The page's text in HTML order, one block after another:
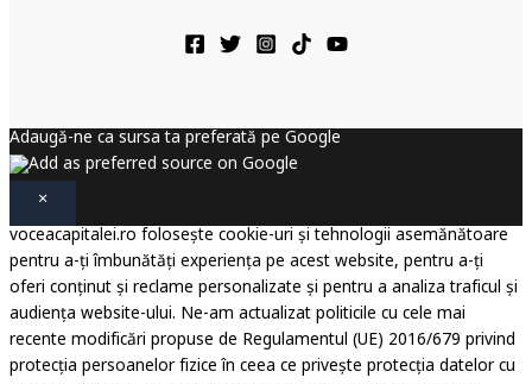
Adaugă-ne ca sursa ta preferată pe Google
×
voceacapitalei.ro folosește cookie-uri și tehnologii asemănătoare
pentru a-ți îmbunătăți experiența pe acest website, pentru a-ți
oferi conținut și reclame personalizate și pentru a analiza traficul și
audiența website-ului. Ne-am actualizat politicile cu cele mai
recente modificări propuse de Regulamentul (UE) 2016/679 privind
protecția persoanelor fizice în ceea ce privește protecția datelor cu